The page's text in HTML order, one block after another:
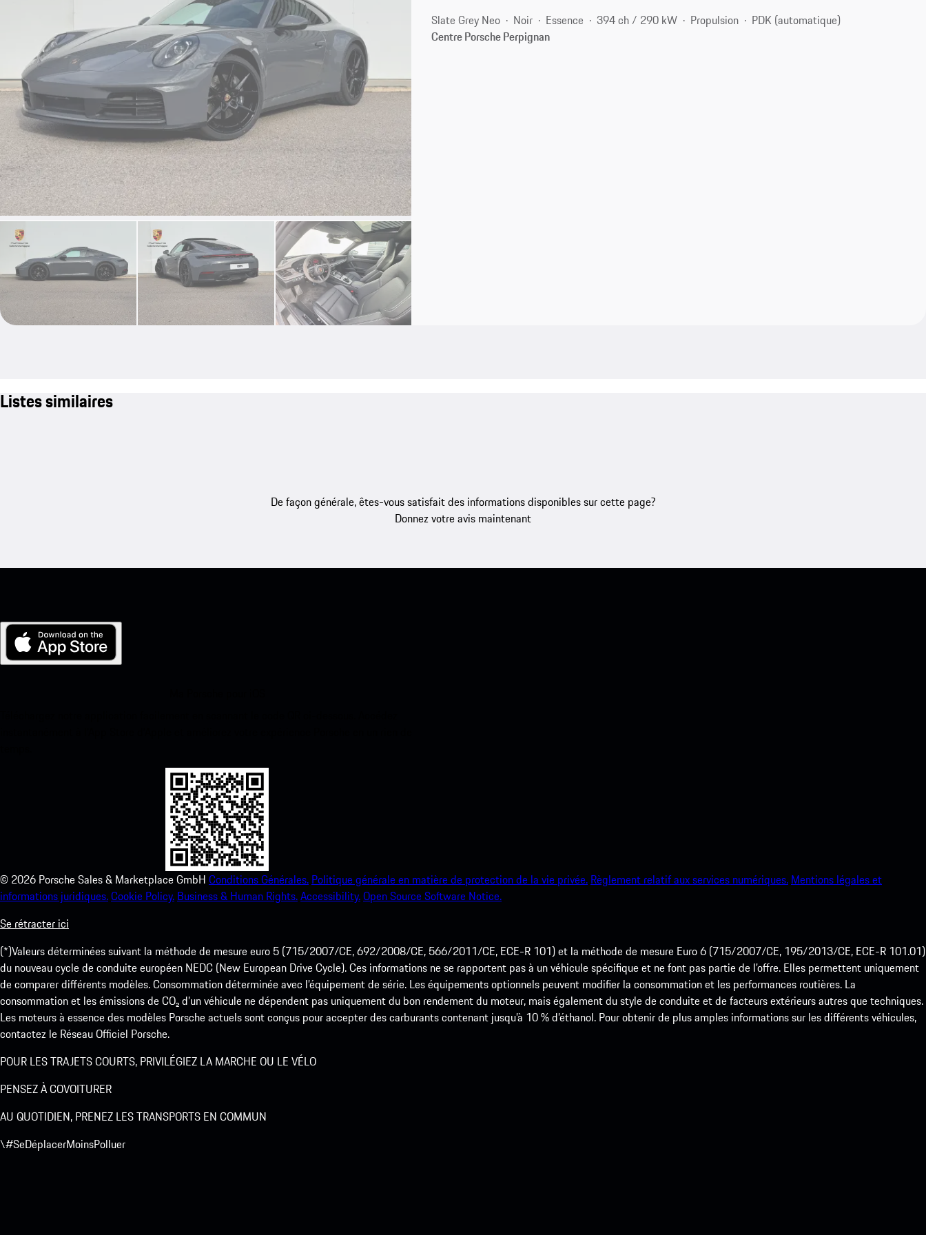
Slate Grey Neo Noir Essence 394 ch / 290 kW Propulsion
PDK (automatique)
Centre Porsche Perpignan
Listes similaires
De façon générale, êtes-vous satisfait des informations disponibles sur cette page?
Donnez votre avis maintenant
© 2026 Porsche Sales & Marketplace GmbH Conditions Générales. Politique générale en matière de protection de la vie privée. Règlement relatif aux services numériques. Mentions légales et
informations juridiques.Cookie Policy. Business & Human Rights.Accessibility.Open Source Software Notice.
Se rétracter ici
(*)Valeurs déterminées suivant la méthode de mesure euro 5 (715/2007/CE, 692/2008/CE, 566/2011/CE, ECE-R 101) et la méthode de mesure Euro 6 (715/2007/CE, 195/2013/CE, ECE-R 101.01)
du nouveau cycle de conduite européen NEDC (New European Drive Cycle). Ces informations ne se rapportent pas à un véhicule spécifique et ne font pas partie de l’offre. Elles permettent uniquement
de comparer différents modèles. Consommation déterminée avec l’équipement de série. Les équipements optionnels peuvent modifier la consommation et les performances routières. La
consommation et les émissions de CO₂ d’un véhicule ne dépendent pas uniquement du bon rendement du moteur, mais également du style de conduite et de facteurs extérieurs autres que techniques.
Les moteurs à essence des modèles Porsche actuels sont conçus pour accepter des carburants contenant jusqu’à 10 % d’éthanol. Pour obtenir de plus amples informations sur les différents véhicules,
contactez le Réseau Officiel Porsche.
POUR LES TRAJETS COURTS, PRIVILÉGIEZ LA MARCHE OU LE VÉLO
PENSEZ À COVOITURER
AU QUOTIDIEN, PRENEZ LES TRANSPORTS EN COMMUN
\#SeDéplacerMoinsPolluer